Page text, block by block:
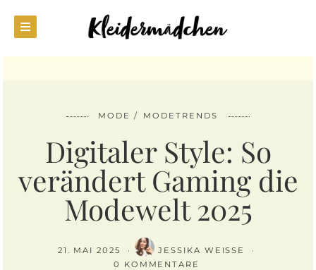
MODE MODETRENDS
Digitaler Style: So
verändert Gaming die
Modewelt 2025
21. MAI 2025
JESSIKA WEISSE
0 KOMMENTARE